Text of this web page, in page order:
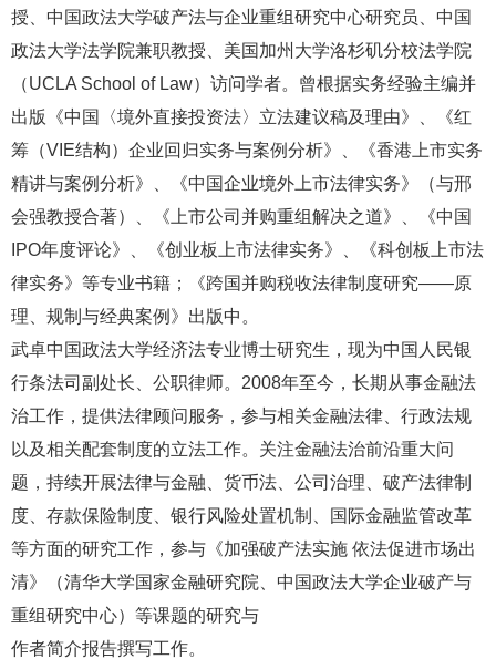
授、中国政法大学破产法与企业重组研究中心研究员、中国
政法大学法学院兼职教授、美国加州大学洛杉矶分校法学院
（UCLA School of Law）访问学者。曾根据实务经验主编并
出版《中国〈境外直接投资法〉立法建议稿及理由》、《红
筹（VIE结构）企业回归实务与案例分析》、《香港上市实务
精讲与案例分析》、《中国企业境外上市法律实务》（与邢
会强教授合著）、《上市公司并购重组解决之道》、《中国
IPO年度评论》、《创业板上市法律实务》、《科创板上市法
律实务》等专业书籍；《跨国并购税收法律制度研究——原
理、规制与经典案例》出版中。
武卓中国政法大学经济法专业博士研究生，现为中国人民银
行条法司副处长、公职律师。2008年至今，长期从事金融法
治工作，提供法律顾问服务，参与相关金融法律、行政法规
以及相关配套制度的立法工作。关注金融法治前沿重大问
题，持续开展法律与金融、货币法、公司治理、破产法律制
度、存款保险制度、银行风险处置机制、国际金融监管改革
等方面的研究工作，参与《加强破产法实施 依法促进市场出
清》（清华大学国家金融研究院、中国政法大学企业破产与
重组研究中心）等课题的研究与
作者简介报告撰写工作。